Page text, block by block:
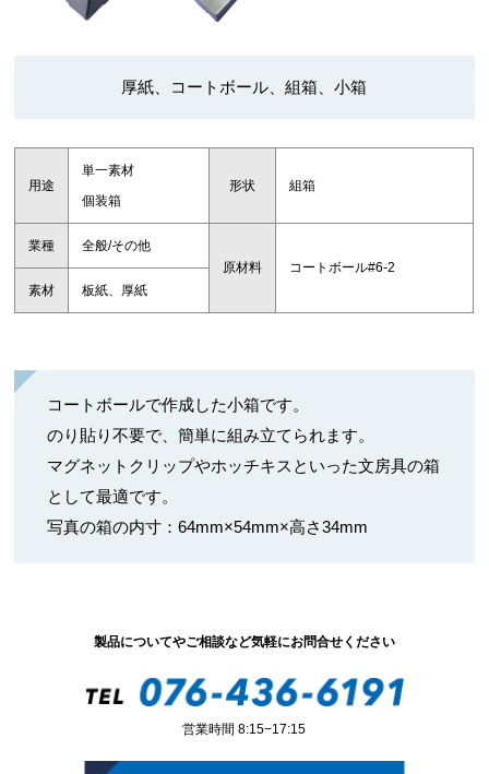
厚紙、コートボール、組箱、小箱
用途
単一素材
個装箱
形状 組箱
業種
全般/その他
原材料
コートボール#6-2
素材
板紙、厚紙
コートボールで作成した小箱です。
のり貼り不要で、簡単に組み立てられます。
マグネットクリップやホッチキスといった文房具の箱
として最適です。
写真の箱の内寸：64mm×54mm×高さ34mm
製品についてやご相談など気軽にお問合せください
営業時間 8:15−17:15